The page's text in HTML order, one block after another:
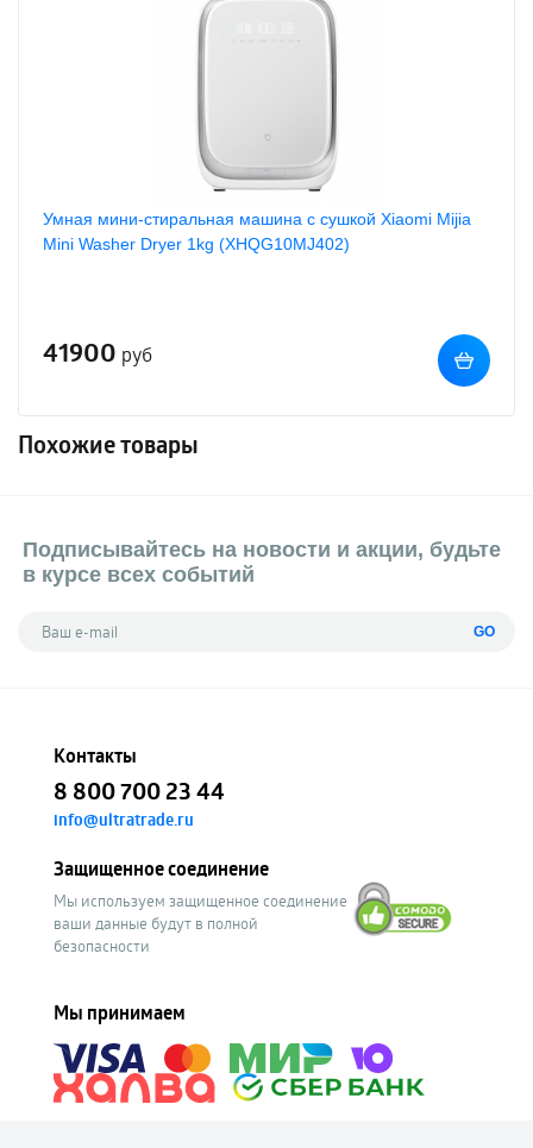
Умная мини-стиральная машина с сушкой Xiaomi Mijia
Mini Washer Dryer 1kg (XHQG10MJ402)
41900 руб
Похожие товары
Подписывайтесь на новости и акции, будьте
в курсе всех событий
GO
Контакты
8 800 700 23 44
info@ultratrade.ru
Защищенное соединение
Мы используем защищенное соединение
ваши данные будут в полной
безопасности
Мы принимаем